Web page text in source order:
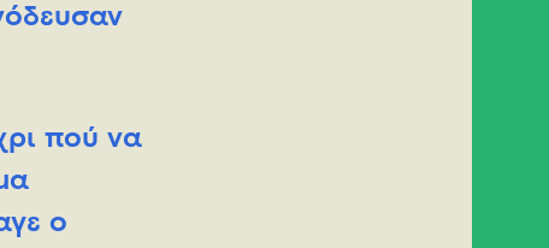
πού να
ο